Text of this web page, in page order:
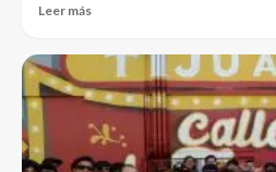
Leer más